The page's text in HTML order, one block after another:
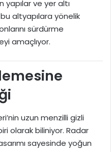
ve yer altı
bu altyapılara yönelik
sürdürme
amaçlıyor.
uzun menzilli gizli
olarak biliniyor. Radar
sayesinde yoğun